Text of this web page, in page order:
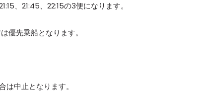
、21:45、22:15の3便になります。
優先乗船となります。
中止となります。